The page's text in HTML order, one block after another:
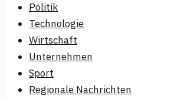
Politik
Technologie
Wirtschaft
Unternehmen
Sport
Regionale Nachrichten